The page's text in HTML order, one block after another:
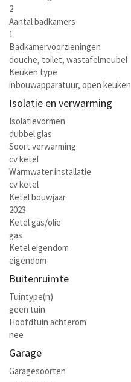
2
Aantal badkamers
1
Badkamervoorzieningen
douche, toilet, wastafelmeubel
Keuken type
inbouwapparatuur, open keuken
Isolatie en verwarming
Isolatievormen
dubbel glas
Soort verwarming
cv ketel
Warmwater installatie
cv ketel
Ketel bouwjaar
2023
Ketel gas/olie
gas
Ketel eigendom
eigendom
Buitenruimte
Tuintype(n)
geen tuin
Hoofdtuin achterom
nee
Garage
Garagesoorten